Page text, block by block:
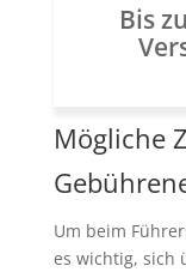
Bis
Mögliche
Um beim
es wichtig, sich